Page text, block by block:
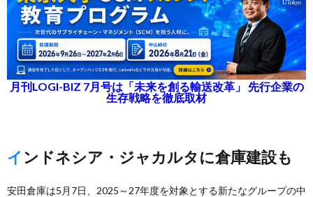
月刊LOGI-BIZ 7月号は「未来を創る輸送改革」 先行企業の
生存戦略を徹底取材
インドネシア・ジャカルタに倉庫建設も
安田倉庫は5月7日、2025～27年度を対象とする新たなグループの中